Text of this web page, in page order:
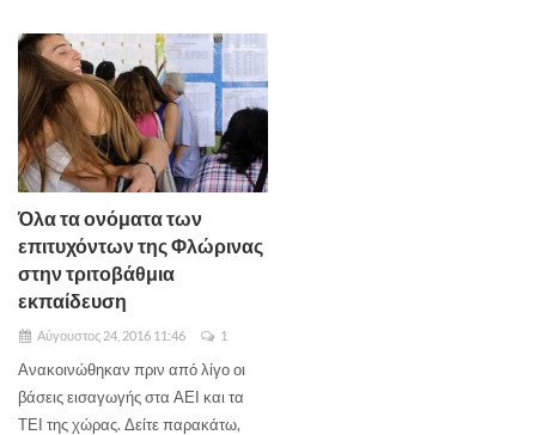
Όλα τα ονόματα των
επιτυχόντων της Φλώρινας
στην τριτοβάθμια
εκπαίδευση
Αύγουστος 24, 2016 11:46 1
Ανακοινώθηκαν πριν από λίγο οι
βάσεις εισαγωγής στα ΑΕΙ και τα
ΤΕΙ της χώρας. Δείτε παρακάτω,